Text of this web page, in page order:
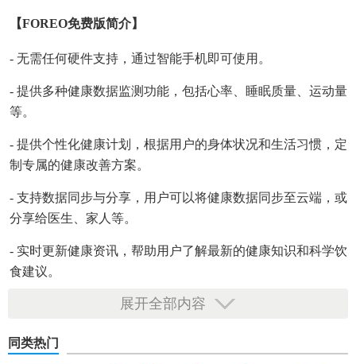
【FOREO免费版简介】
- 无需任何硬件支持，通过智能手机即可使用。
- 提供多种健康数据监测功能，包括心率、睡眠质量、运动量
等。
- 提供个性化健康计划，根据用户的身体状况和生活习惯，定
制专属的健康改善方案。
- 支持数据同步与分享，用户可以将健康数据同步至云端，或
分享给医生、家人等。
- 实时更新健康资讯，帮助用户了解最新的健康知识和科学饮
食建议。
【FOREO免费版技巧】
展开全部内容
同类热门